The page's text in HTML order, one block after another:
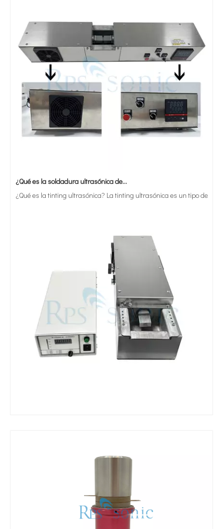
¿Qué es la tinting ultrasónica? La tinting ultrasónica es un tipo de